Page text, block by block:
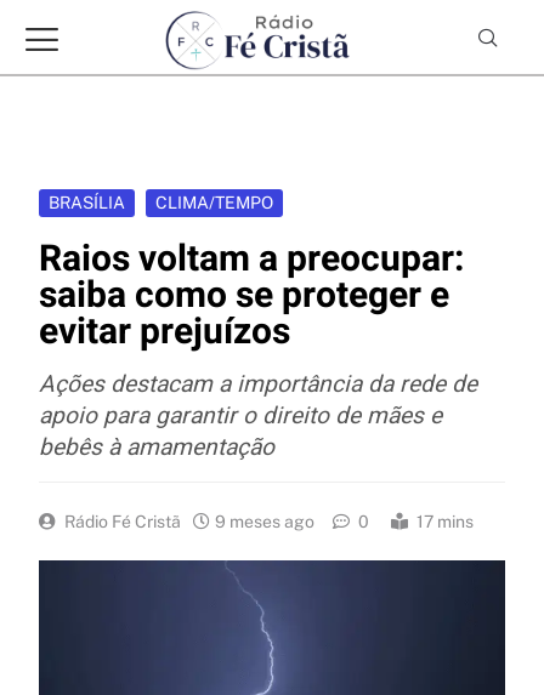
BRASÍLIA CLIMA/TEMPO
Raios voltam a preocupar:
saiba como se proteger e
evitar prejuízos
Ações destacam a importância da rede de
apoio para garantir o direito de mães e
bebês à amamentação
Rádio Fé Cristã 9 meses ago 0 17 mins